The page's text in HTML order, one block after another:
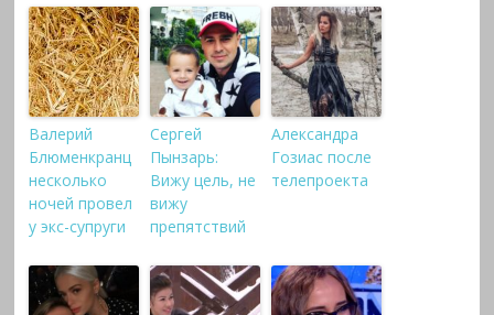
Валерий
Блюменкранц
несколько
ночей провел
у экс-супруги
Сергей
Пынзарь:
Вижу цель, не
вижу
препятствий
Александра
Гозиас после
телепроекта